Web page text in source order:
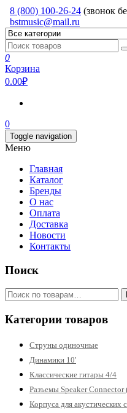
8 (800) 100-26-24 (звонок
bstmusic@mail.ru
0
Корзина
0.00₽
0
Toggle navigation
Меню
Главная
Каталог
Бренды
О нас
Оплата
Доставка
Новости
Контакты
Поиск
Искать:
Категории товаров
Струны одиночные
Динамики 10'
Классические гитары 4/4
Разъемы Speaker Connector
Корпуса для акустических